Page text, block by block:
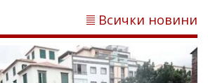
Всички новини